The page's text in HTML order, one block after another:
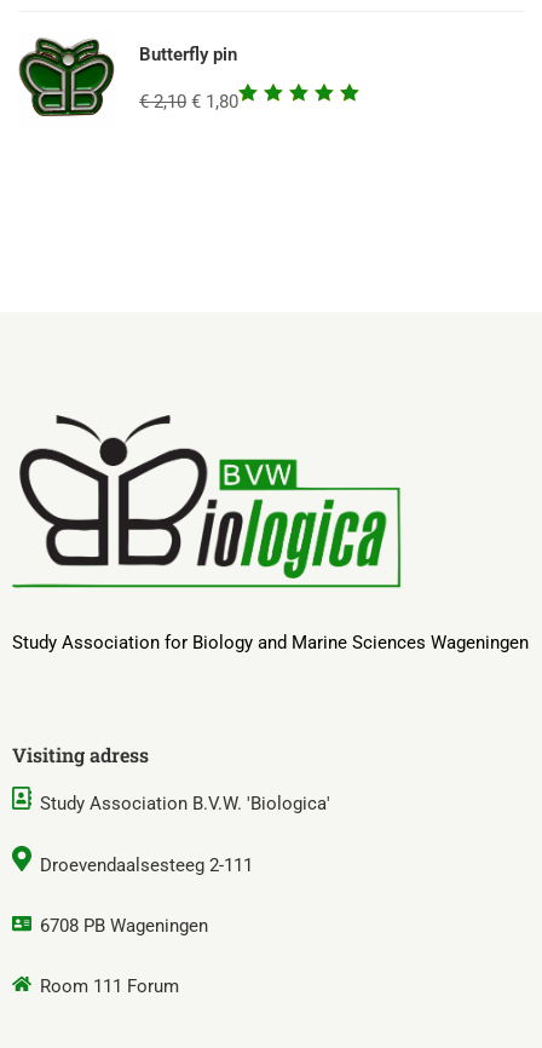
Butterfly pin
€2,10 € 1,80Waardering
Study Association for Biology and Marine Sciences Wageningen
Visiting adress
Study Association B.V.W. 'Biologica'
Droevendaalsesteeg 2-111
6708 PB Wageningen
Room 111 Forum